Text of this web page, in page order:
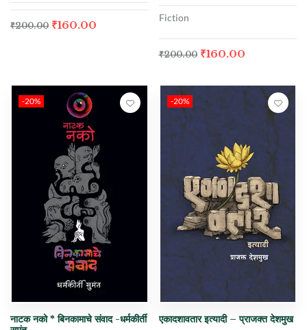
₹200.00 ₹160.00
Fiction
₹200.00 ₹160.00
-20%
नाटक नको * बिनकामाचे संवाद -धर्मकीर्ती
-20%
एकादशावतार इत्यादी – प्राजक्त देशमुख